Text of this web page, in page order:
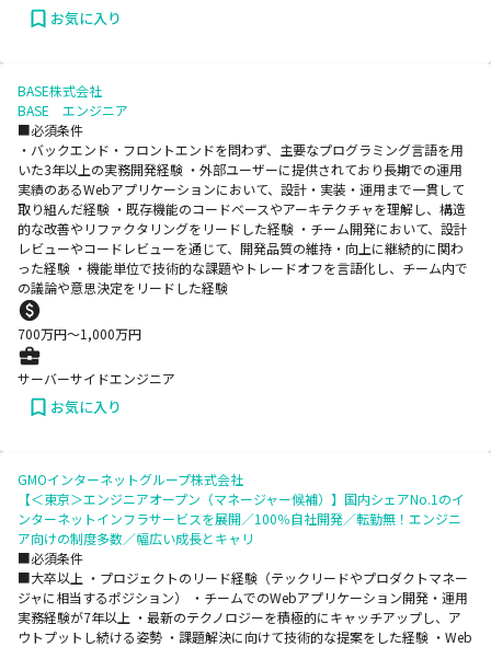
お気に入り
BASE株式会社
BASE エンジニア
■必須条件
・バックエンド・フロントエンドを問わず、主要なプログラミング言語を用
いた3年以上の実務開発経験 ・外部ユーザーに提供されており長期での運用
実績のあるWebアプリケーションにおいて、設計・実装・運用まで一貫して
取り組んだ経験 ・既存機能のコードベースやアーキテクチャを理解し、構造
的な改善やリファクタリングをリードした経験 ・チーム開発において、設計
レビューやコードレビューを通じて、開発品質の維持・向上に継続的に関わ
った経験 ・機能単位で技術的な課題やトレードオフを言語化し、チーム内で
の議論や意思決定をリードした経験
700万円〜1,000万円
サーバーサイドエンジニア
お気に入り
GMOインターネットグループ株式会社
【＜東京＞エンジニアオープン（マネージャー候補）】国内シェアNo.1のイ
ンターネットインフラサービスを展開／100％自社開発／転勤無！エンジニ
ア向けの制度多数／幅広い成長とキャリ
■必須条件
■大卒以上 ・プロジェクトのリード経験（テックリードやプロダクトマネー
ジャに相当するポジション） ・チームでのWebアプリケーション開発・運用
実務経験が7年以上 ・最新のテクノロジーを積極的にキャッチアップし、ア
ウトプットし続ける姿勢 ・課題解決に向けて技術的な提案をした経験 ・Web